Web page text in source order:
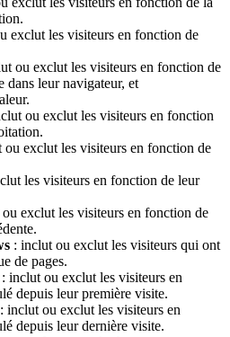
exclut les visiteurs en fonction de
ou exclut les visiteurs en fonction de
dans leur navigateur, et
ou exclut les visiteurs en fonction
ou exclut les visiteurs en fonction de
les visiteurs en fonction de leur
exclut les visiteurs en fonction de
: inclut ou exclut les visiteurs qui ont
de pages.
: inclut ou exclut les visiteurs en
depuis leur première visite.
: inclut ou exclut les visiteurs en
depuis leur dernière visite.